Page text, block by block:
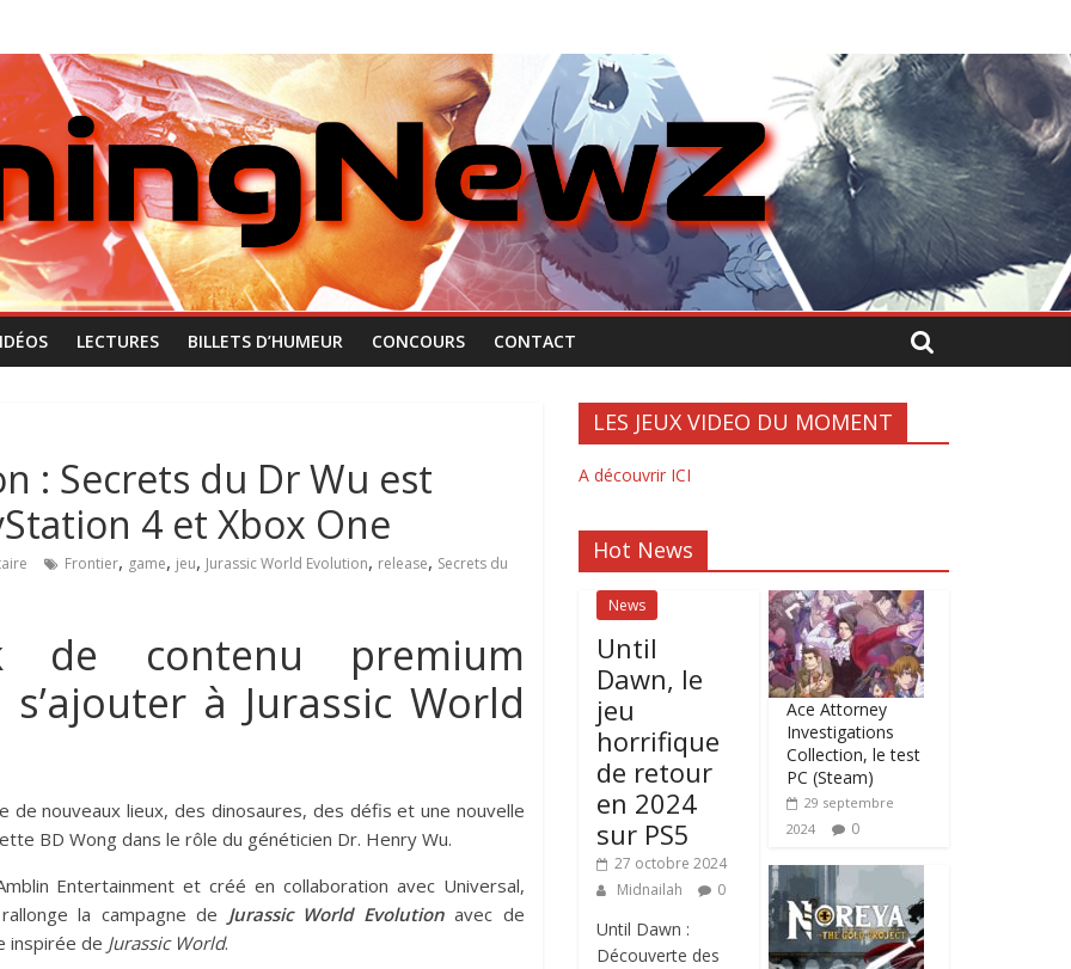
LECTURES BILLETS D’HUMEUR CONCOURS CONTACT
: Secrets du Dr Wu est
4 et Xbox One
Frontier, game, jeu, Jurassic World Evolution, release, Secrets du
de contenu premium
à Jurassic World
nouveaux lieux, des dinosaures, des défis et une nouvelle
BD Wong dans le rôle du généticien Dr. Henry Wu.
Entertainment et créé en collaboration avec Universal,
la campagne de Jurassic World Evolutionavec de
inspirée de Jurassic World.
LES JEUX VIDEO DU MOMENT
A découvrir ICI
Hot News
News
Until
Dawn, le
jeu
horrifique
de retour
en 2024
sur PS5
27 octobre 2024
Midnailah
0
Until Dawn :
Découverte des
Ace Attorney
Investigations
Collection, le test
PC (Steam)
29 septembre
2024
0